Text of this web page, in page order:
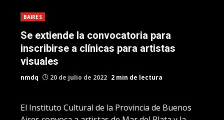
BAIRES
Se extiende la convocatoria para
inscribirse a clínicas para artistas
visuales
nmdq 20 de julio de 2022 2 min de lectura
El Instituto Cultural de la Provincia de Buenos